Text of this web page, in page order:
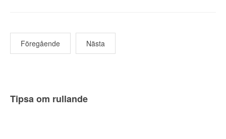
Föregående Nästa
Tipsa om rullande